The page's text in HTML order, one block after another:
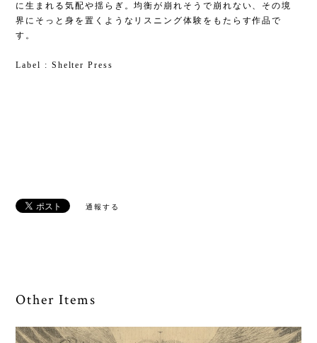
に生まれる気配や揺らぎ。均衡が崩れそうで崩れない、その境
界にそっと身を置くようなリスニング体験をもたらす作品で
す。
Label : Shelter Press
通報する
Other Items